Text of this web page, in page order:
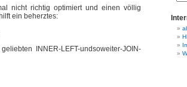
nicht richtig optimiert und einen völlig
ein beherztes:
INNER-LEFT-undsoweiter-JOIN-